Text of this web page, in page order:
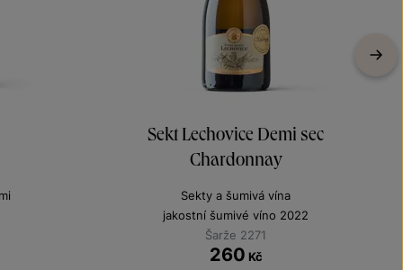
Sekt Lechovice Demi sec
Chardonnay
Sekty a šumivá vína
jakostní šumivé víno 2022
Šarže 2271
260 Kč